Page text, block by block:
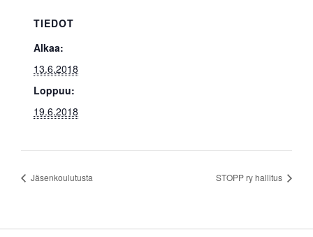
TIEDOT
Alkaa:
13.6.2018
Loppuu:
19.6.2018
Jäsenkoulutusta STOPP ry hallitus